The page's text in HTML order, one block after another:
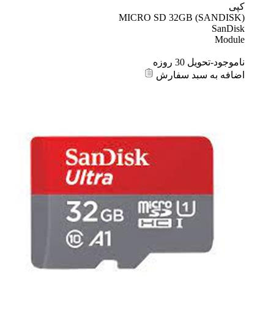
کپی
MICRO SD 32GB (SANDISK)
SanDisk
Module
ناموجود-تحویل 30 روزه
اضافه به سبد سفارش